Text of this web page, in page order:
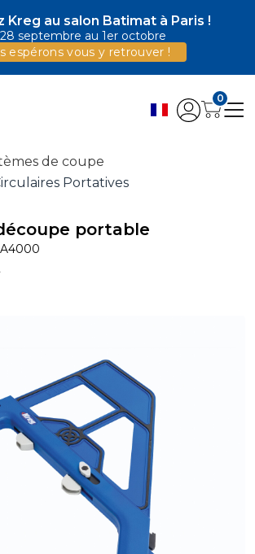
Kreg au salon Batimat à Paris !
septembre au 1er octobre
espérons vous y retrouver !
0
de coupe
Portatives
portable